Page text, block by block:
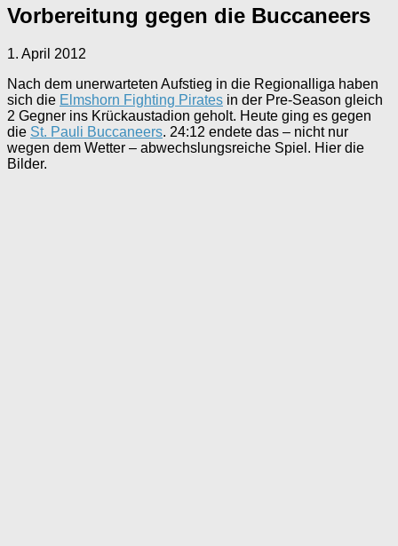
Vorbereitung gegen die Buccaneers
1. April 2012
Nach dem unerwarteten Aufstieg in die Regionalliga haben
sich die Elmshorn Fighting Pirates in der Pre-Season gleich
2 Gegner ins Krückaustadion geholt. Heute ging es gegen
die St. Pauli Buccaneers. 24:12 endete das – nicht nur
wegen dem Wetter – abwechslungsreiche Spiel. Hier die
Bilder.